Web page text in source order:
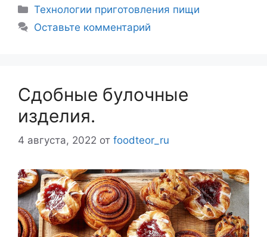
Рубрики
Технологии приготовления пищи
Оставьте комментарий
Сдобные булочные
изделия.
4 августа, 2022 от foodteor_ru